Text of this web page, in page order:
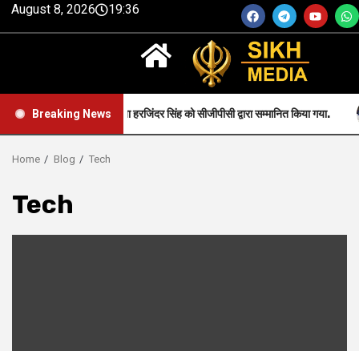
August 8, 2026 19:36
Breaking News
एवं उनके पिता हरजिंदर सिंह को सीजीपीसी द्वारा सम्मानित किया गया.
Home Blog Tech
Tech